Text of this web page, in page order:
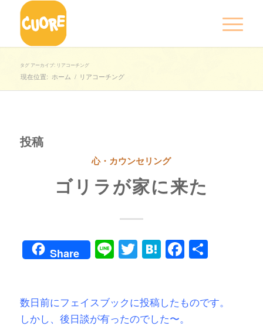
タグ アーカイブ: リアコーチング
現在位置: ホーム / リアコーチング
投稿
心・カウンセリング
ゴリラが家に来た
Share LineTwitter
Hatena共
数日前にフェイスブックに投稿したものです。
しかし、後日談が有ったのでした〜。